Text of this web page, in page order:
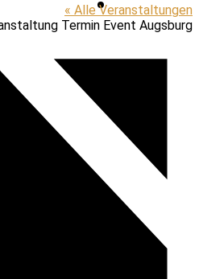
« Alle Veranstaltungen